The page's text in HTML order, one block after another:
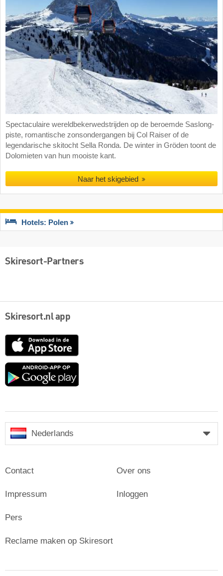
Spectaculaire wereldbekerwedstrijden op de beroemde Saslong-
piste, romantische zonsondergangen bij Col Raiser of de
legendarische skitocht Sella Ronda. De winter in Gröden toont de
Dolomieten van hun mooiste kant.
Naar het skigebied
Hotels: Polen
Skiresort-Partners
Skiresort.nl app
App
Google
Nederlands
Contact
Impressum
Pers
Over ons
Inloggen
Reclame maken op Skiresort